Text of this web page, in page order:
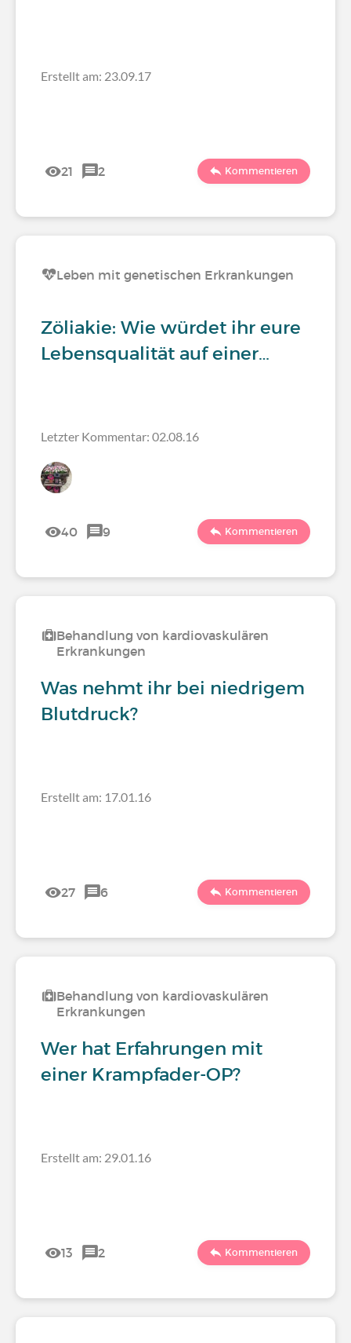
Erstellt am: 23.09.17
21 2 Kommentieren
Leben mit genetischen Erkrankungen
Zöliakie: Wie würdet ihr eure
Lebensqualität auf einer…
Letzter Kommentar: 02.08.16
40 9 Kommentieren
Behandlung von kardiovaskulären
Erkrankungen
Was nehmt ihr bei niedrigem
Blutdruck?
Erstellt am: 17.01.16
27 6 Kommentieren
Behandlung von kardiovaskulären
Erkrankungen
Wer hat Erfahrungen mit
einer Krampfader-OP?
Erstellt am: 29.01.16
13 2 Kommentieren